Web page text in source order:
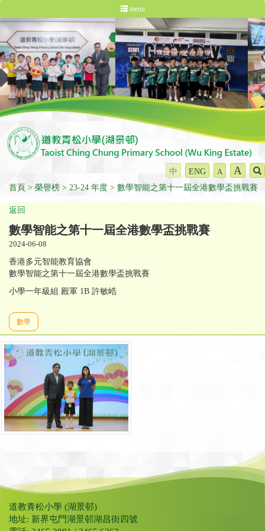
menu
中 ENG A A
首頁 榮譽榜 23-24 年度 數學智能之第十一屆全港數學盃挑戰賽
返回
數學智能之第十一屆全港數學盃挑戰賽
2024-06-08
香港多元智能教育協會
數學智能之第十一屆全港數學盃挑戰賽
小學一年級組 殿軍 1B 許敏峼
數學
道教青松小學 (湖景邨)
地址: 新界屯門湖景邨湖昌街四號